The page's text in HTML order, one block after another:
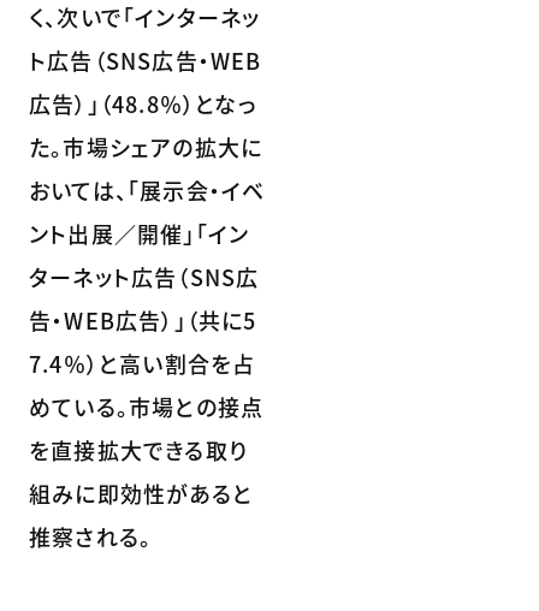
く、次いで「インターネッ
ト広告（SNS広告・WEB
広告）」（48.8％）となっ
た。市場シェアの拡大に
おいては、「展示会・イベ
ント出展／開催」「イン
ターネット広告（SNS広
告・WEB広告）」（共に5
7.4％）と高い割合を占
めている。市場との接点
を直接拡大できる取り
組みに即効性があると
推察される。